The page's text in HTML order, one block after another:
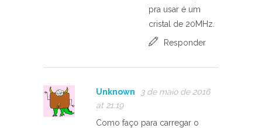
pra usar é um
cristal de 20MHz.
Responder
Unknown
3 de maio de 2016
at 21:19
Como faço para carregar o